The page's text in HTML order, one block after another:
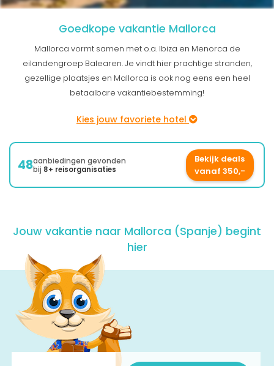
Goedkope vakantie Mallorca
Mallorca vormt samen met o.a. Ibiza en Menorca de
eilandengroep Balearen. Je vindt hier prachtige stranden,
gezellige plaatsjes en Mallorca is ook nog eens een heel
betaalbare vakantiebestemming!
Kies jouw favoriete hotel
48aanbiedingen gevonden
bij 8+ reisorganisaties
Bekijk deals
vanaf 350,-
Jouw vakantie naar Mallorca (Spanje) begint
hier